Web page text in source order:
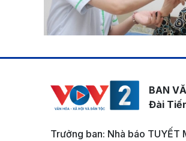
BAN
Đài
Trưởng ban: Nhà báo TUYẾT